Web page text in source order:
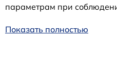
параметрам при
Показать полностью